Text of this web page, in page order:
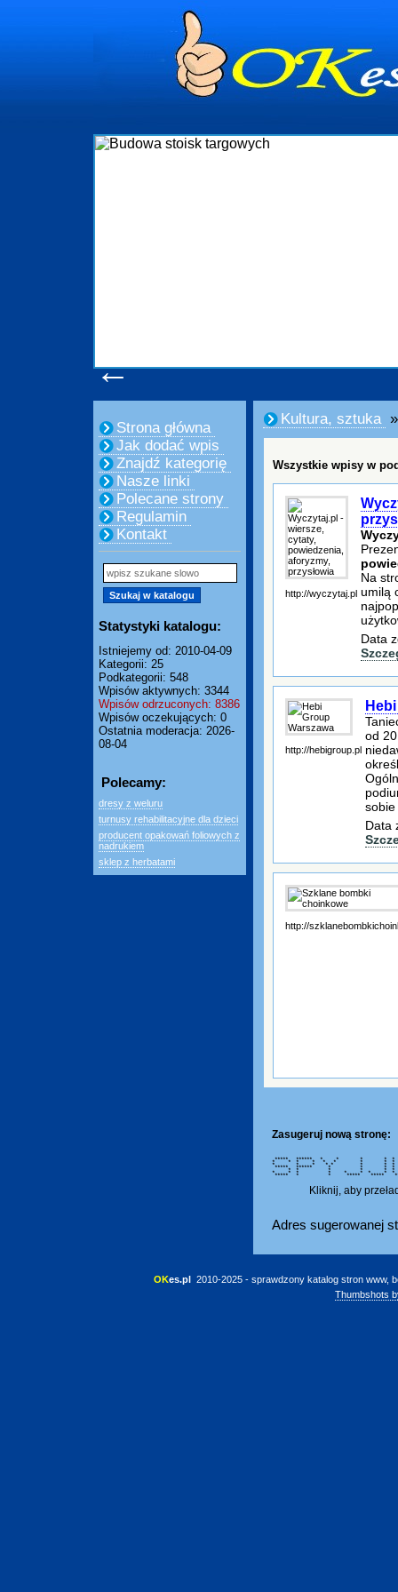
←
Strona główna
Jak dodać wpis
Znajdź kategorię
Nasze linki
Polecane strony
Regulamin
Kontakt
Statystyki katalogu:
Istniejemy od: 2010-04-09
Kategorii: 25
Podkategorii: 548
Wpisów aktywnych: 3344
Wpisów odrzuconych: 8386
Wpisów oczekujących: 0
Ostatnia moderacja: 2026-
08-04
Polecamy:
dresy z weluru
turnusy rehabilitacyjne dla dzieci
producent opakowań foliowych z
nadrukiem
sklep z herbatami
Kultura, sztuka
Wszystkie wpisy w
http://wyczytaj.pl
Na
umilą
Data
http://hebigroup.pl
od
Data
http://
Zasugeruj nową stronę:
***** ****** * * * * *
* * * * * * * *
* * * * * * *
***** ****** * *
* * * * * *
* * * * * * * *
***** * * ***** *****
Kliknij, aby
Adres sugerowanej
OKes.pl 2010-2025 - sprawdzony katalog stron www,
Thumbshots